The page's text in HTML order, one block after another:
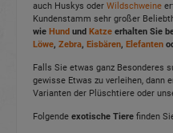
auch Huskys oder Wildschweine
Kundenstamm sehr großer
wie Hund und Katze erhalten Sie
Löwe, Zebra, Eisbären, Elefanten
Falls Sie etwas ganz Besonderes
gewisse Etwas zu verleihen, dann
Varianten der Plüschtiere oder
Folgende exotische Tiere finden